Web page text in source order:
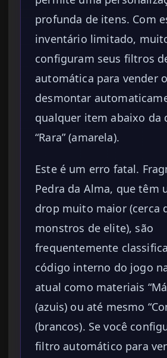
profunda de itens. Com
inventário limitado,
configuram seus filtros
automática para vender
desmontar
qualquer item abaixo da
“Rara” (amarela).
Este é um erro fatal.
Pedra da Alma, que têm
drop muito maior (cerca
monstros de elite), são
frequentemente
código interno do jogo
atual como materiais
(azuis) ou até mesmo
(brancos). Se você
filtro automático para